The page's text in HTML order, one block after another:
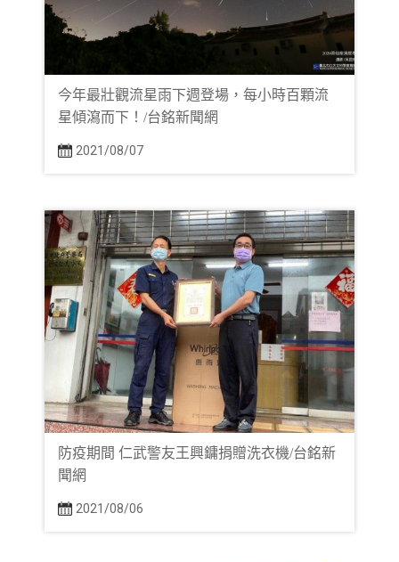
今年最壯觀流星雨下週登場，每小時百顆流
星傾瀉而下！/台銘新聞網
2021/08/07
防疫期間 仁武警友王興鏞捐贈洗衣機/台銘新
聞網
2021/08/06